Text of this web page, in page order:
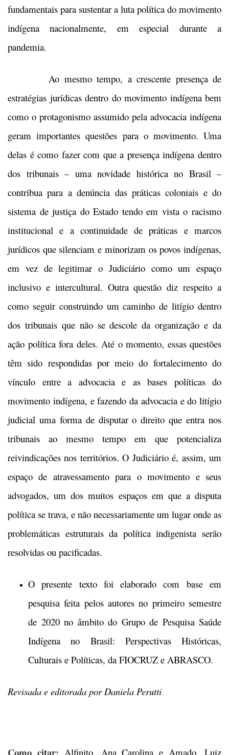
fundamentais para sustentar a luta política do movimento
indígena nacionalmente, em especial durante a
pandemia.
Ao mesmo tempo, a crescente presença de
estratégias jurídicas dentro do movimento indígena bem
como o protagonismo assumido pela advocacia indígena
geram importantes questões para o movimento. Uma
delas é como fazer com que a presença indígena dentro
dos tribunais – uma novidade histórica no Brasil –
contribua para a denúncia das práticas coloniais e do
sistema de justiça do Estado tendo em vista o racismo
institucional e a continuidade de práticas e marcos
jurídicos que silenciam e minorizam os povos indígenas,
em vez de legitimar o Judiciário como um espaço
inclusivo e intercultural. Outra questão diz respeito a
como seguir construindo um caminho de litígio dentro
dos tribunais que não se descole da organização e da
ação política fora deles. Até o momento, essas questões
têm sido respondidas por meio do fortalecimento do
vínculo entre a advocacia e as bases políticas do
movimento indígena, e fazendo da advocacia e do litígio
judicial uma forma de disputar o direito que entra nos
tribunais ao mesmo tempo em que potencializa
reivindicações nos territórios. O Judiciário é, assim, um
espaço de atravessamento para o movimento e seus
advogados, um dos muitos espaços em que a disputa
política se trava, e não necessariamente um lugar onde as
problemáticas estruturais da política indigenista serão
resolvidas ou pacificadas.
O presente texto foi elaborado com base em
pesquisa feita pelos autores no primeiro semestre
de 2020 no âmbito do Grupo de Pesquisa Saúde
Indígena no Brasil: Perspectivas Históricas,
Culturais e Políticas, da FIOCRUZ e ABRASCO.
Revisada e editorada por Daniela Perutti
Como citar: Alfinito, Ana Carolina e Amado, Luiz